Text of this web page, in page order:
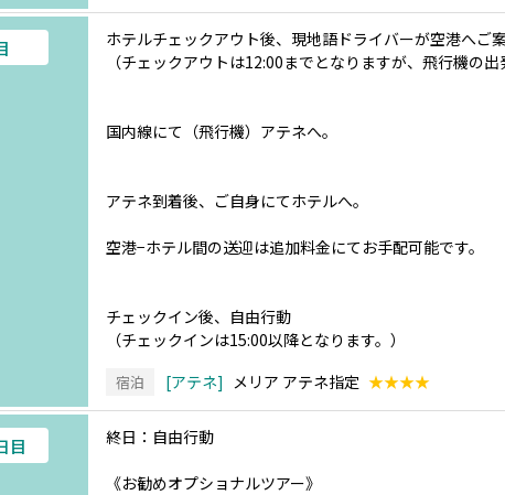
ホテルチェックアウト後、現地語ドライバーが空港へご案
（チェックアウトは12:00までとなりますが、飛行機の
国内線にて（飛行機）アテネへ。
アテネ到着後、ご自身にてホテルへ。
空港−ホテル間の送迎は追加料金にてお手配可能です。
チェックイン後、自由行動
（チェックインは15:00以降となります。）
宿泊 アテネ メリア アテネ指定 ★★★★
目 終日：自由行動
《お勧めオプショナルツアー》